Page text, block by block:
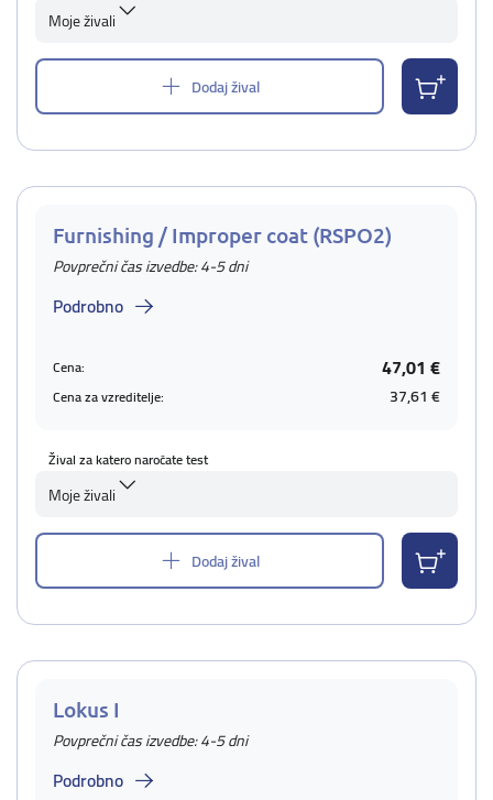
Moje živali
Dodaj žival
Furnishing / Improper coat (RSPO2)
Povprečni čas izvedbe: 4-5 dni
Podrobno
Cena: 47,01 €
Cena za vzreditelje: 37,61 €
Žival za katero naročate test
Moje živali
Dodaj žival
Lokus I
Povprečni čas izvedbe: 4-5 dni
Podrobno